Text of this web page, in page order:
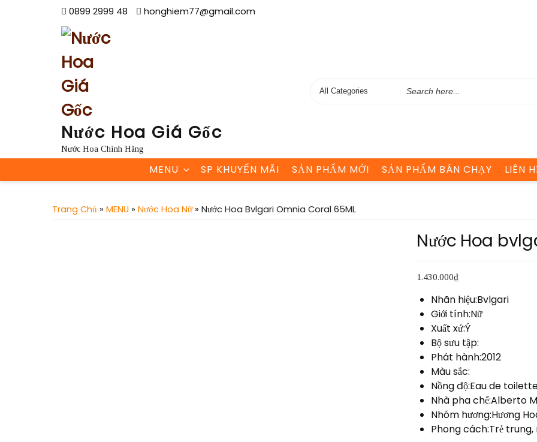
0899 2999 48 honghiem77@gmail.com
Nước Hoa Giá Gốc
Nước Hoa Chính Hãng
Search
MENU SP KHUYẾN MÃI SẢN PHẨM MỚI SẢN PHẨM BÁN CHẠY LIÊN
Trang Chủ » MENU » Nước Hoa Nữ» Nước Hoa Bvlgari Omnia Coral 65ML
Nước Hoa
1.430.000₫
Nhãn hiệu:Bvlgari
Giới tính:Nữ
Xuất xứ:Ý
Bộ sưu tập:
Phát hành:2012
Màu sắc:
Nồng độ:Eau de
Nhà pha chế:Alberto
Nhóm hương:Hương
Phong cách:Trẻ